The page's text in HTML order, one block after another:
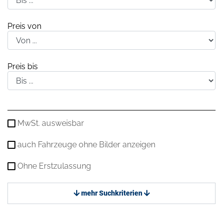
Preis von
Preis bis
MwSt. ausweisbar
auch Fahrzeuge ohne Bilder anzeigen
Ohne Erstzulassung
mehr Suchkriterien